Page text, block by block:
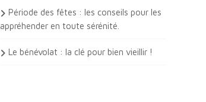
Période des fêtes : les conseils pour les
appréhender en toute sérénité.
Le bénévolat : la clé pour bien vieillir !